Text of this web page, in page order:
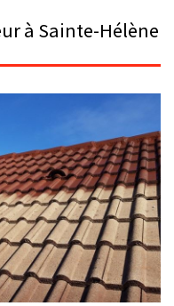
à Sainte-Hélène